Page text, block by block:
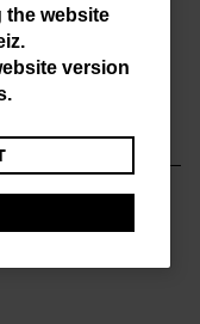
the website
.
version
.